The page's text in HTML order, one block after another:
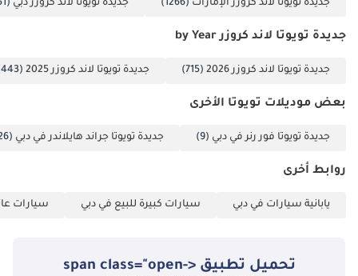
جديدة تويوتا لاند كروزر الإمارات (1266) جديدة تويوتا لاند كروزر دبي (1251)
جديدة تويوتا لاند كروزر by Year
جديدة تويوتا لاند كروزر 2026 (715) جديدة تويوتا لاند كروزر 2025 (443)
بعض موديلات تويوتا الأخرى
جديدة تويوتا فور رنر في دبي (9) جديدة تويوتا جراند هايلاندر في دبي (26)
روابط أخرى
يابانية سيارات في دبي سيارات كبيرة للبيع في دبي سيارات
تحميل تطبيق <span class="open-
باستمرار على تصنيف خمس نجوم في اختبارات التصادم، مما يضمن حماية
الخيار الأمثل لمن يبحث عن سيارة قادرة على اجتياز أصعب التضاريس في
لامتلاك أحدث نسخة من هذه السيارة الأسطورية بأفضل مواصفاتها
تم إنشاء هذه الإحصاءات بواسطة الذكاء الاصطناعي اعتماداً على بيانات